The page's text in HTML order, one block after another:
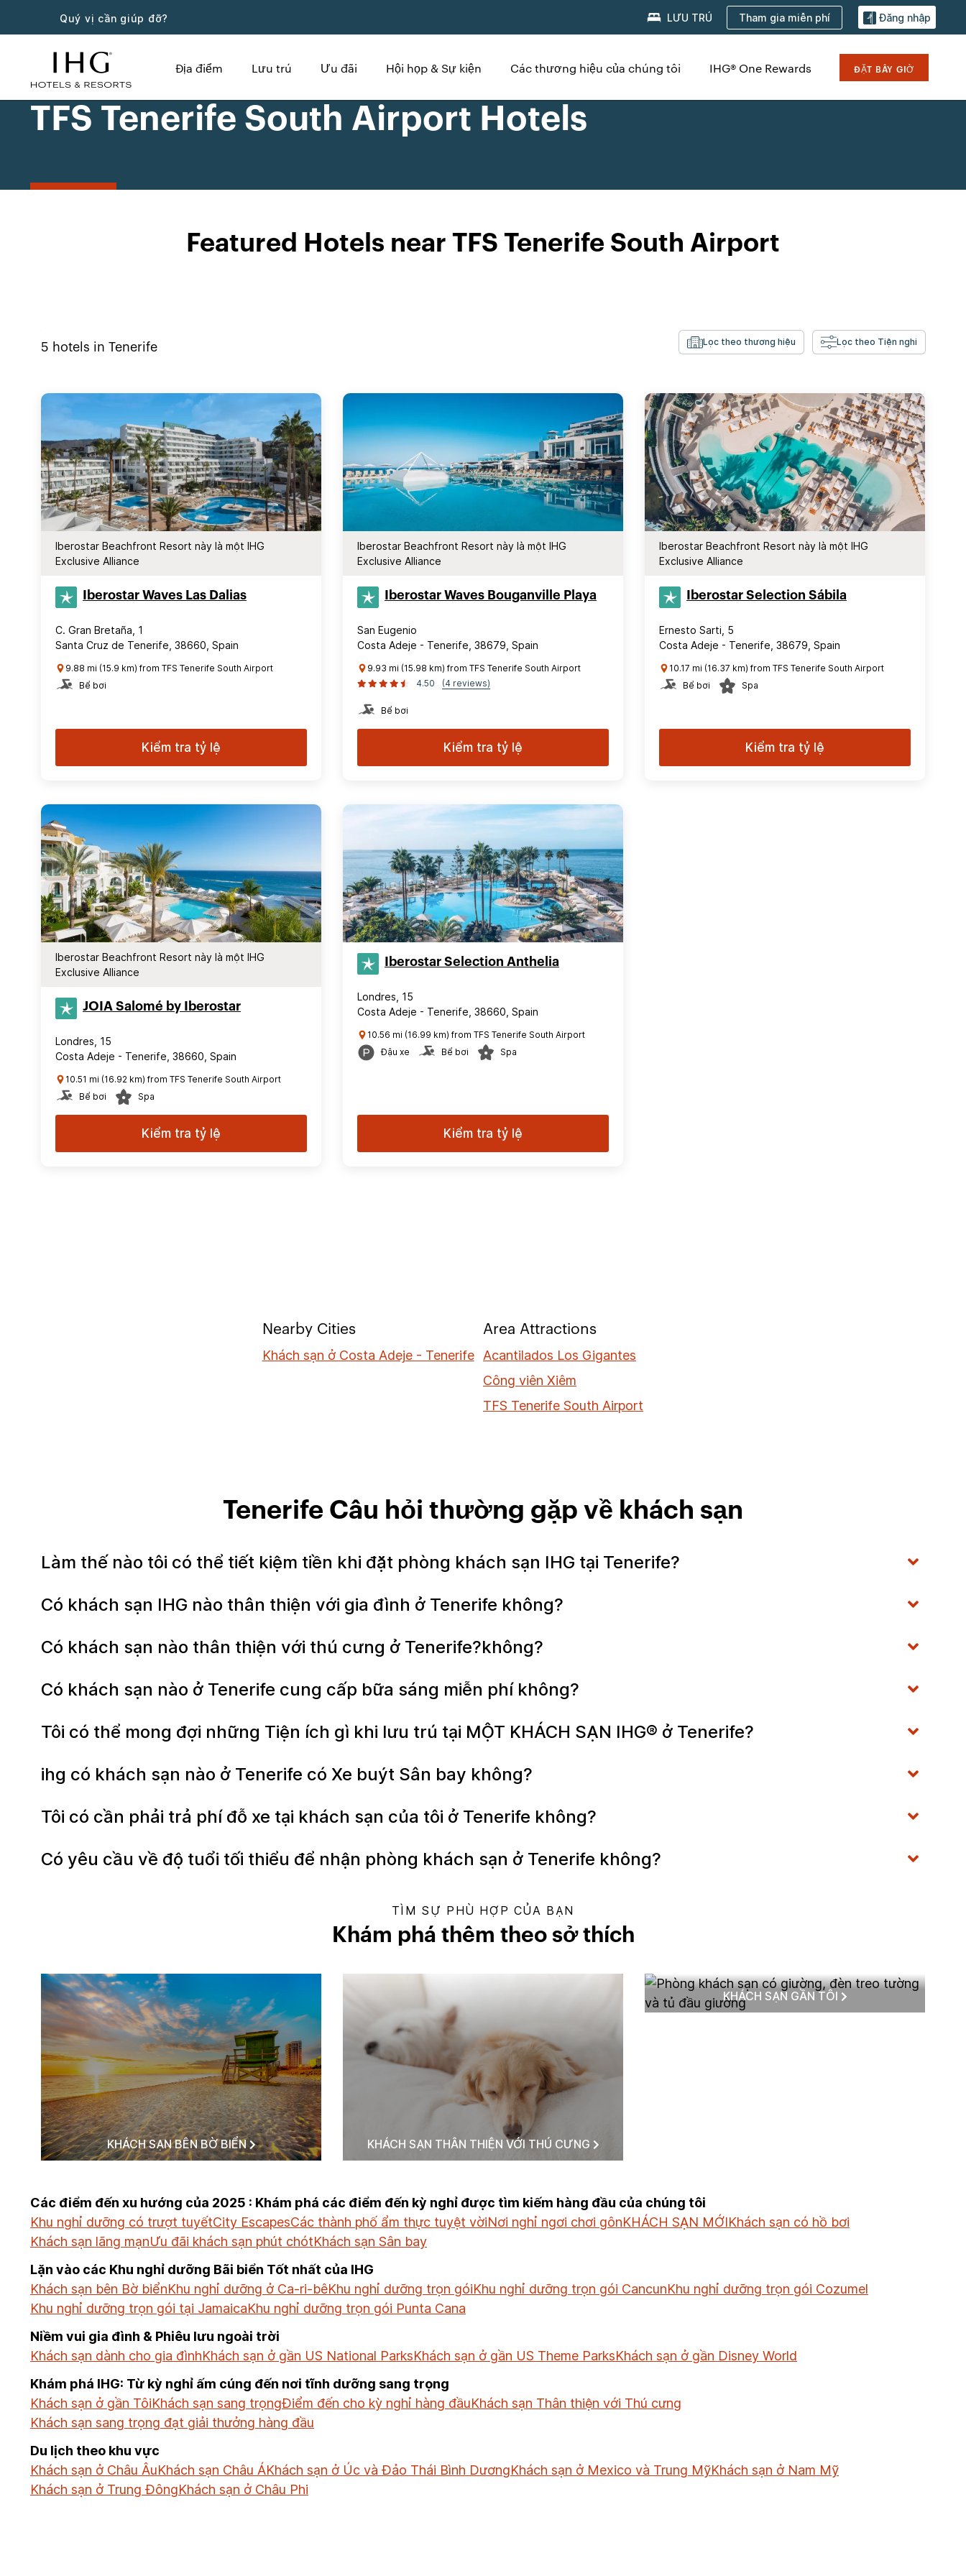
Quý vị cần giúp đỡ? LƯU TRÚ Tham gia miễn phí Đăng nhập
Địa điểm Lưu trú Ưu đãi Hội họp & Sự kiện Các thương hiệu của chúng tôi IHG® One Rewards ĐẶT BÂY GIỜ
TFS Tenerife South Airport Hotels
Featured Hotels near TFS Tenerife South Airport
5 hotels in Tenerife Lọc theo thương hiệu Lọc theo Tiện nghi
Iberostar Beachfront Resort này là một IHG
Exclusive Alliance
Iberostar Waves Las Dalias
C. Gran Bretaña, 1
Santa Cruz de Tenerife, 38660, Spain
9.88 mi (15.9 km) from TFS Tenerife South Airport
Bể bơi
Kiểm tra tỷ lệ
Iberostar Beachfront Resort này là một IHG
Exclusive Alliance
Iberostar Waves Bouganville Playa
San Eugenio
Costa Adeje - Tenerife, 38679, Spain
9.93 mi (15.98 km) from TFS Tenerife South Airport
4.50
(4 reviews)
Bể bơi
Kiểm tra tỷ lệ
Iberostar Beachfront Resort này là một IHG
Exclusive Alliance
Iberostar Selection​ Sábila
Ernesto Sarti, 5
Costa Adeje - Tenerife, 38679, Spain
10.17 mi (16.37 km) from TFS Tenerife South Airport
Bể bơi
Spa
Kiểm tra tỷ lệ
Iberostar Beachfront Resort này là một IHG
Exclusive Alliance
JOIA Salomé by Iberostar
Londres, 15
Costa Adeje - Tenerife, 38660, Spain
10.51 mi (16.92 km) from TFS Tenerife South Airport
Bể bơi
Spa
Kiểm tra tỷ lệ
Iberostar Selection​ Anthelia
Londres, 15
Costa Adeje - Tenerife, 38660, Spain
10.56 mi (16.99 km) from TFS Tenerife South Airport
Đậu xe
Bể bơi Spa
Kiểm tra tỷ lệ
Nearby Cities
Khách sạn ở Costa Adeje - Tenerife
Area Attractions
Acantilados Los Gigantes
Công viên Xiêm
TFS Tenerife South Airport
Tenerife Câu hỏi thường gặp về khách sạn
Làm thế nào tôi có thể tiết kiệm tiền khi đặt phòng khách sạn IHG tại Tenerife?
Có khách sạn IHG nào thân thiện với gia đình ở Tenerife không?
Có khách sạn nào thân thiện với thú cưng ở Tenerife?không?
Có khách sạn nào ở Tenerife cung cấp bữa sáng miễn phí không?
Tôi có thể mong đợi những Tiện ích gì khi lưu trú tại MỘT KHÁCH SẠN IHG® ở Tenerife?
ihg có khách sạn nào ở Tenerife có Xe buýt Sân bay không?
Tôi có cần phải trả phí đỗ xe tại khách sạn của tôi ở Tenerife không?
Có yêu cầu về độ tuổi tối thiểu để nhận phòng khách sạn ở Tenerife không?
TÌM SỰ PHÙ HỢP CỦA BẠN
Khám phá thêm theo sở thích
KHÁCH SẠN BÊN BỜ BIỂN KHÁCH SẠN THÂN THIỆN VỚI THÚ CƯNG
KHÁCH SẠN GẦN TÔI
Các điểm đến xu hướng của 2025 : Khám phá các điểm đến kỳ nghỉ được tìm kiếm hàng đầu của chúng tôi
Khu nghỉ dưỡng có trượt tuyếtCity EscapesCác thành phố ẩm thực tuyệt vờiNơi nghỉ ngơi chơi gônKHÁCH SẠN MỚIKhách sạn có hồ bơi
Khách sạn lãng mạnƯu đãi khách sạn phút chótKhách sạn Sân bay
Lặn vào các Khu nghỉ dưỡng Bãi biển Tốt nhất của IHG
Khách sạn bên Bờ biểnKhu nghỉ dưỡng ở Ca-ri-bêKhu nghỉ dưỡng trọn góiKhu nghỉ dưỡng trọn gói CancunKhu nghỉ dưỡng trọn gói Cozumel
Khu nghỉ dưỡng trọn gói tại JamaicaKhu nghỉ dưỡng trọn gói Punta Cana
Niềm vui gia đình & Phiêu lưu ngoài trời
Khách sạn dành cho gia đìnhKhách sạn ở gần US National ParksKhách sạn ở gần US Theme ParksKhách sạn ở gần Disney World
Khám phá IHG: Từ kỳ nghỉ ấm cúng đến nơi tĩnh dưỡng sang trọng
Khách sạn ở gần TôiKhách sạn sang trọngĐiểm đến cho kỳ nghỉ hàng đầuKhách sạn Thân thiện với Thú cưng
Khách sạn sang trọng đạt giải thưởng hàng đầu
Du lịch theo khu vực
Khách sạn ở Châu ÂuKhách sạn Châu ÁKhách sạn ở Úc và Đảo Thái Bình DươngKhách sạn ở Mexico và Trung MỹKhách sạn ở Nam Mỹ
Khách sạn ở Trung ĐôngKhách sạn ở Châu Phi